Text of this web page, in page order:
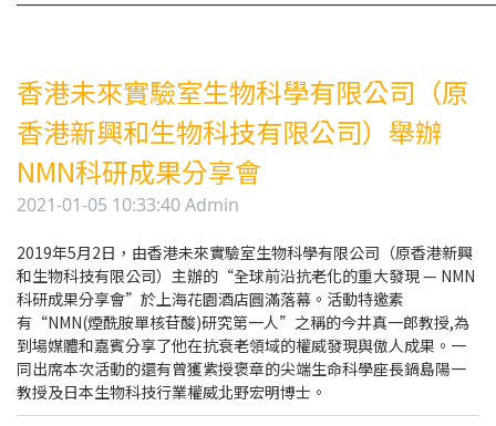
香港未來實驗室生物科學有限公司（原
香港新興和生物科技有限公司）舉辦
NMN科研成果分享會
2021-01-05 10:33:40 Admin
2019年5月2日，由香港未來實驗室生物科學有限公司（原香港新興
和生物科技有限公司）主辦的“全球前沿抗老化的重大發現 — NMN
科研成果分享會”於上海花園酒店圓滿落幕。活動特邀素
有“NMN(煙酰胺單核苷酸)研究第一人”之稱的今井真一郎教授,為
到場媒體和嘉賓分享了他在抗衰老領域的權威發現與傲人成果。一
同出席本次活動的還有曾獲紫授褒章的尖端生命科學座長鍋島陽一
教授及日本生物科技行業權威北野宏明博士。